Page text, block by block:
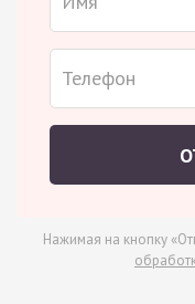
Нажимая на кнопку